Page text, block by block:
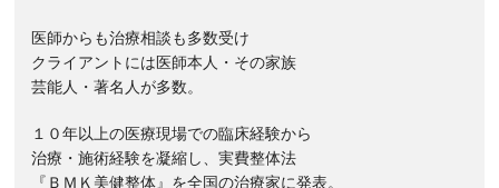
医師からも治療相談も多数受け
クライアントには医師本人・その家族
芸能人・著名人が多数。
１０年以上の医療現場での臨床経験から
治療・施術経験を凝縮し、実費整体法
『ＢＭＫ美健整体』を全国の治療家に発表。